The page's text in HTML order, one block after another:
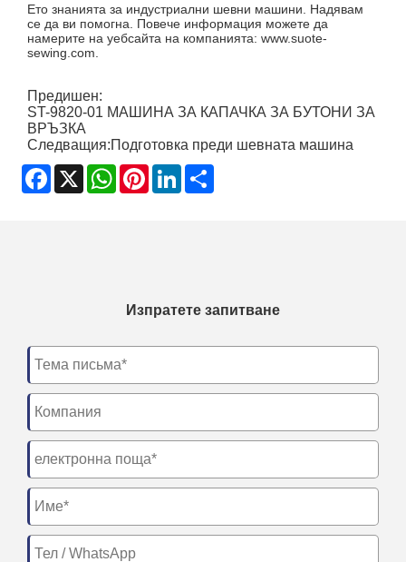
Ето знанията за индустриални шевни машини. Надявам
се да ви помогна. Повече информация можете да
намерите на уебсайта на компанията: www.suote-
sewing.com.
Предишен:
ST-9820-01 МАШИНА ЗА КАПАЧКА ЗА БУТОНИ ЗА
ВРЪЗКА
Следващия:Подготовка преди шевната машина
Facebook
X WhatsApp
PinterestLinkedIn
Изпратете запитване